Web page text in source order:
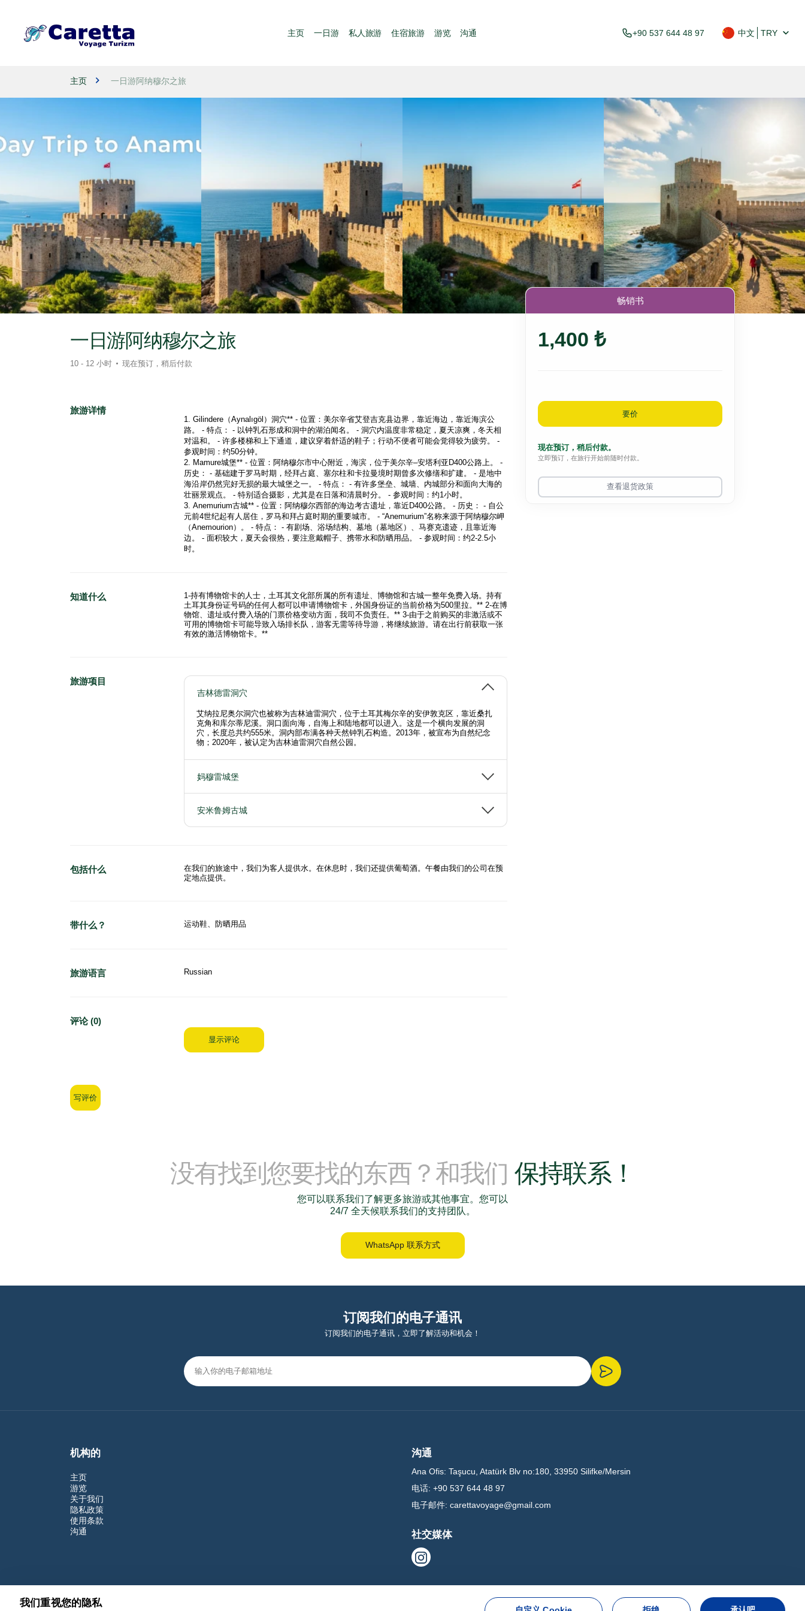
主页 一日游 私人旅游 住宿旅游 游览 沟通 +90 537 644 48 97 中文 TRY
主页 一日游阿纳穆尔之旅
一日游阿纳穆尔之旅
10 - 12 小时 现在预订，稍后付款
旅游详情
1. Gilindere（Aynalıgöl）洞穴** - 位置：美尔辛省艾登吉克县边界，靠近海边，靠近海滨公
路。 - 特点： - 以钟乳石形成和洞中的湖泊闻名。 - 洞穴内温度非常稳定，夏天凉爽，冬天相
对温和。 - 许多楼梯和上下通道，建议穿着舒适的鞋子；行动不便者可能会觉得较为疲劳。 -
参观时间：约50分钟。
2. Mamure城堡** - 位置：阿纳穆尔市中心附近，海滨，位于美尔辛–安塔利亚D400公路上。 -
历史： - 基础建于罗马时期，经拜占庭、塞尔柱和卡拉曼境时期曾多次修缮和扩建。 - 是地中
海沿岸仍然完好无损的最大城堡之一。 - 特点： - 有许多堡垒、城墙、内城部分和面向大海的
壮丽景观点。 - 特别适合摄影，尤其是在日落和清晨时分。 - 参观时间：约1小时。
3. Anemurium古城** - 位置：阿纳穆尔西部的海边考古遗址，靠近D400公路。 - 历史： - 自公
元前4世纪起有人居住，罗马和拜占庭时期的重要城市。 - “Anemurium”名称来源于阿纳穆尔岬
（Anemourion）。 - 特点： - 有剧场、浴场结构、墓地（墓地区）、马赛克遗迹，且靠近海
边。 - 面积较大，夏天会很热，要注意戴帽子、携带水和防晒用品。 - 参观时间：约2-2.5小
时。
知道什么
1-持有博物馆卡的人士，土耳其文化部所属的所有遗址、博物馆和古城一整年免费入场。持有
土耳其身份证号码的任何人都可以申请博物馆卡，外国身份证的当前价格为500里拉。** 2-在博
物馆、遗址或付费入场的门票价格变动方面，我司不负责任。** 3-由于之前购买的非激活或不
可用的博物馆卡可能导致入场排长队，游客无需等待导游，将继续旅游。请在出行前获取一张
有效的激活博物馆卡。**
旅游项目
吉林德雷洞穴
艾纳拉尼奥尔洞穴也被称为吉林迪雷洞穴，位于土耳其梅尔辛的安伊敦克区，靠近桑扎
克角和库尔蒂尼溪。洞口面向海，自海上和陆地都可以进入。这是一个横向发展的洞
穴，长度总共约555米。洞内部布满各种天然钟乳石构造。2013年，被宣布为自然纪念
物；2020年，被认定为吉林迪雷洞穴自然公园。
妈穆雷城堡
安米鲁姆古城
包括什么
在我们的旅途中，我们为客人提供水。在休息时，我们还提供葡萄酒。午餐由我们的公司在预
定地点提供。
带什么？ 运动鞋、防晒用品
旅游语言 Russian
评论 (0)
显示评论
写评价
畅销书
1,400 ₺
要价
现在预订，稍后付款。
立即预订，在旅行开始前随时付款。
查看退货政策
没有找到您要找的东西？和我们 保持联系！
您可以联系我们了解更多旅游或其他事宜。您可以
24/7 全天候联系我们的支持团队。
WhatsApp 联系方式
订阅我们的电子通讯
订阅我们的电子通讯，立即了解活动和机会！
机构的
主页
游览
关于我们
隐私政策
使用条款
沟通
沟通
Ana Ofis: Taşucu, Atatürk Blv no:180, 33950 Silifke/Mersin
电话: +90 537 644 48 97
电子邮件: carettavoyage@gmail.com
社交媒体
我们重视您的隐私